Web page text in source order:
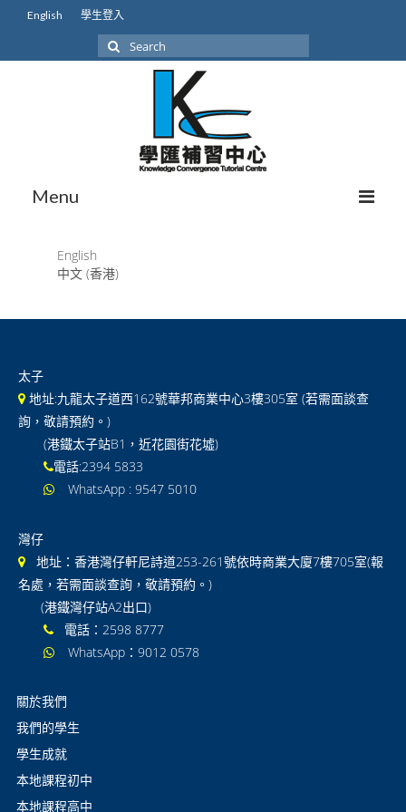
English 學生登入
Search
for:
Menu
我們的學生
學生成就
本地課程高中
國際 Lower Secondary
GCSE/IGCSE
IB DP
GCSE及IGCSE 常見問題
IAL及GCE 常見問題
通告
聯絡我們
English
中文 (香港)
太子
地址:九龍太子道西162號華邦商業中心3樓305室 (若需面談查
詢，敬請預約。)
(港鐵太子站B1，近花園街花墟)
電話:2394 5833
WhatsApp : 9547 5010
灣仔
地址：香港灣仔軒尼詩道253-261號依時商業大廈7樓705室(報
名處，若需面談查詢，敬請預約。)
(港鐵灣仔站A2出口)
電話：2598 8777
WhatsApp：9012 0578
關於我們
我們的學生
學生成就
本地課程初中
本地課程高中